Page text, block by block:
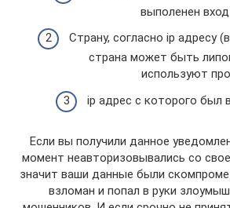
выполенен
Страну, согласно ip адресу
страна может быть
используют
ip адрес с которого был
Если вы получили данное
момент неавторизовывались со
значит ваши данные были
взломан и попал в руки